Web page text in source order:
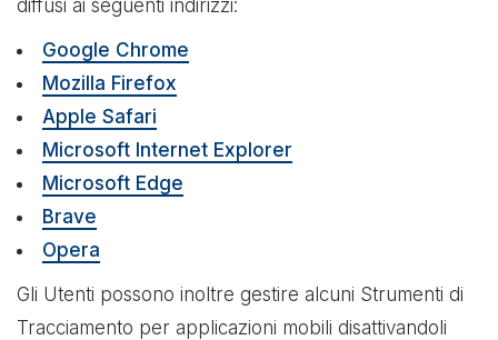
diffusi ai seguenti indirizzi:
Google Chrome
Mozilla Firefox
Apple Safari
Microsoft Internet Explorer
Microsoft Edge
Brave
Opera
Gli Utenti possono inoltre gestire alcuni Strumenti di
Tracciamento per applicazioni mobili disattivandoli